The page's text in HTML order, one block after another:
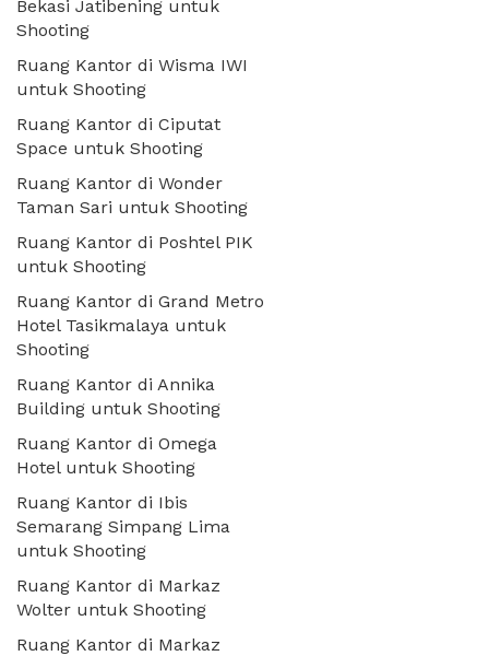
Bekasi Jatibening untuk
Shooting
Ruang Kantor di Wisma IWI
untuk Shooting
Ruang Kantor di Ciputat
Space untuk Shooting
Ruang Kantor di Wonder
Taman Sari untuk Shooting
Ruang Kantor di Poshtel PIK
untuk Shooting
Ruang Kantor di Grand Metro
Hotel Tasikmalaya untuk
Shooting
Ruang Kantor di Annika
Building untuk Shooting
Ruang Kantor di Omega
Hotel untuk Shooting
Ruang Kantor di Ibis
Semarang Simpang Lima
untuk Shooting
Ruang Kantor di Markaz
Wolter untuk Shooting
Ruang Kantor di Markaz